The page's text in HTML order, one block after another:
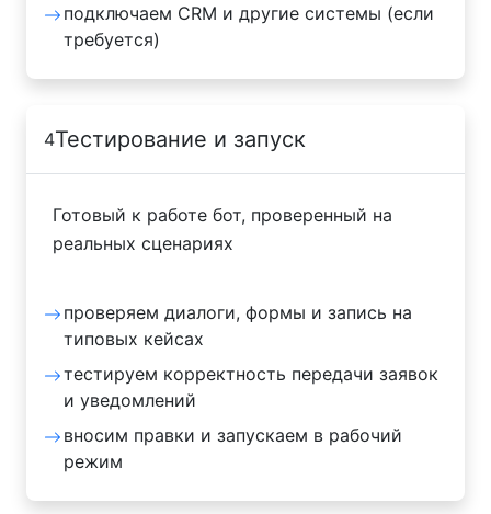
подключаем CRM и другие системы (если
требуется)
4Тестирование и запуск
Готовый к работе бот, проверенный на
реальных сценариях
проверяем диалоги, формы и запись на
типовых кейсах
тестируем корректность передачи заявок
и уведомлений
вносим правки и запускаем в рабочий
режим